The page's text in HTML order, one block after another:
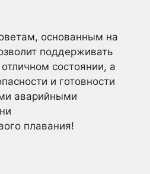
основанным на
поддерживать
состоянии, а
и готовности
аварийными
плавания!